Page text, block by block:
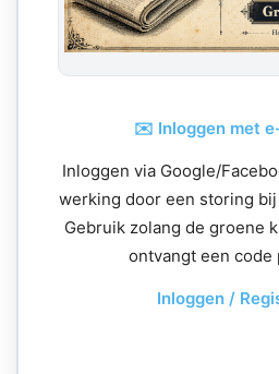
✉️ Inloggen met
Inloggen via Google/
werking door een storing
Gebruik zolang de groene
ontvangt een code
Inloggen /